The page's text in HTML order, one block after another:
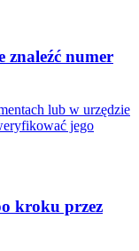
znaleźć numer
lub w urzędzie
jego
kroku przez